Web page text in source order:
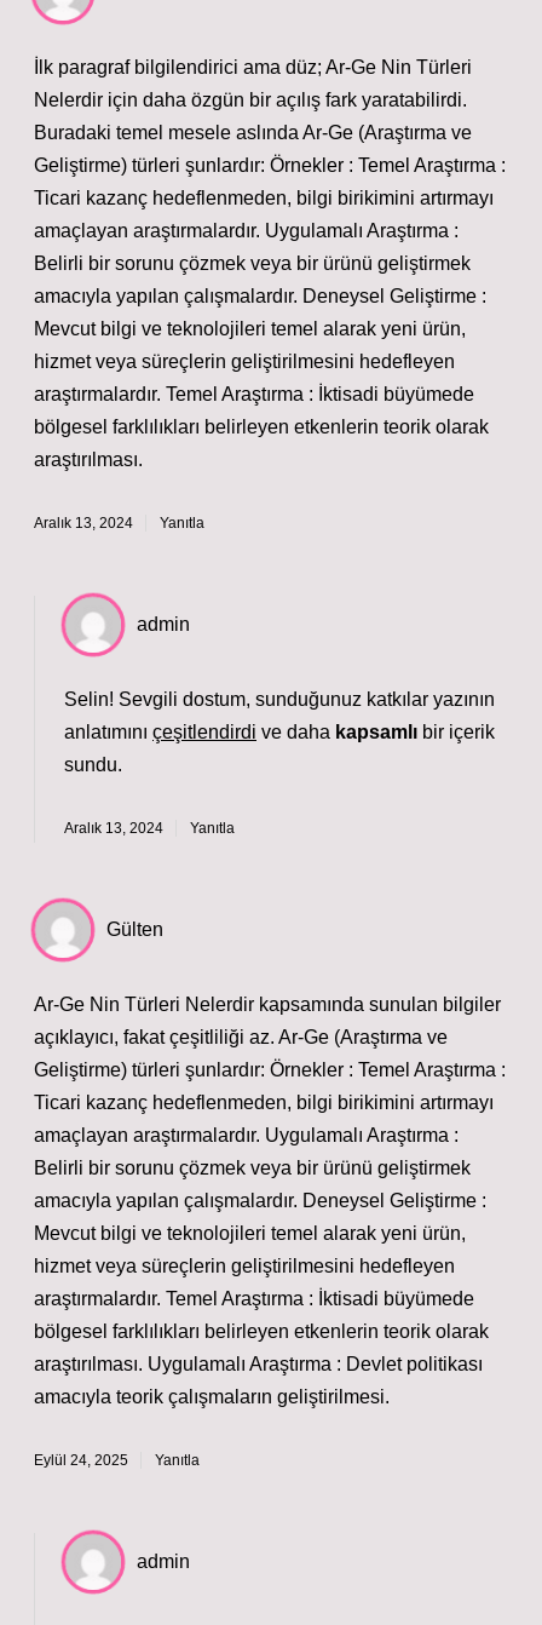
İlk paragraf bilgilendirici ama düz; Ar-Ge Nin Türleri
Nelerdir için daha özgün bir açılış fark yaratabilirdi.
Buradaki temel mesele aslında Ar-Ge (Araştırma ve
Geliştirme) türleri şunlardır: Örnekler : Temel Araştırma :
Ticari kazanç hedeflenmeden, bilgi birikimini artırmayı
amaçlayan araştırmalardır. Uygulamalı Araştırma :
Belirli bir sorunu çözmek veya bir ürünü geliştirmek
amacıyla yapılan çalışmalardır. Deneysel Geliştirme :
Mevcut bilgi ve teknolojileri temel alarak yeni ürün,
hizmet veya süreçlerin geliştirilmesini hedefleyen
araştırmalardır. Temel Araştırma : İktisadi büyümede
bölgesel farklılıkları belirleyen etkenlerin teorik olarak
araştırılması.
Aralık 13, 2024 Yanıtla
admin
Selin! Sevgili dostum, sunduğunuz katkılar yazının
anlatımını çeşitlendirdi ve daha kapsamlı bir içerik
sundu.
Aralık 13, 2024 Yanıtla
Gülten
Ar-Ge Nin Türleri Nelerdir kapsamında sunulan bilgiler
açıklayıcı, fakat çeşitliliği az. Ar-Ge (Araştırma ve
Geliştirme) türleri şunlardır: Örnekler : Temel Araştırma :
Ticari kazanç hedeflenmeden, bilgi birikimini artırmayı
amaçlayan araştırmalardır. Uygulamalı Araştırma :
Belirli bir sorunu çözmek veya bir ürünü geliştirmek
amacıyla yapılan çalışmalardır. Deneysel Geliştirme :
Mevcut bilgi ve teknolojileri temel alarak yeni ürün,
hizmet veya süreçlerin geliştirilmesini hedefleyen
araştırmalardır. Temel Araştırma : İktisadi büyümede
bölgesel farklılıkları belirleyen etkenlerin teorik olarak
araştırılması. Uygulamalı Araştırma : Devlet politikası
amacıyla teorik çalışmaların geliştirilmesi.
Eylül 24, 2025 Yanıtla
admin